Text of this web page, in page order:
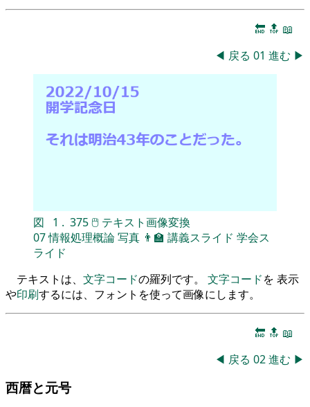
🔚 🔝 📖
◀ 戻る 01 進む ▶
図 1 . 375🖱 テキスト画像変換
07情報処理概論写真 👨‍🏫 講義スライド 学会ス
ライド
テキストは、 文字コードの羅列です。 文字コードを 表示
や印刷するには、フォントを使って画像にします。
🔚 🔝 📖
◀ 戻る 02進む ▶
西暦と元号